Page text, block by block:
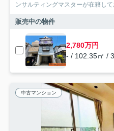
ンサルティングマスターが在籍して
販売中の物件
2,780万円
- / 102.35㎡ /
中古マンション